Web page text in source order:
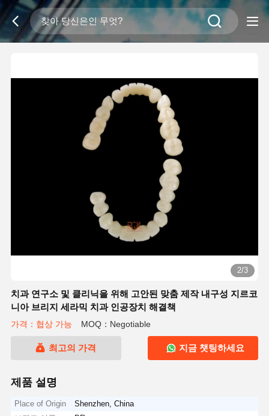
2/3
치과 연구소 및 클리닉을 위해 고안된 맞춤 제작 내구성 지르코
니아 브리지 세라믹 치과 인공장치 해결책
가격：협상 가능 MOQ：Negotiable
최고의 가격 지금 챗팅하세요
제품 설명
Place of Origin
Shenzhen, China